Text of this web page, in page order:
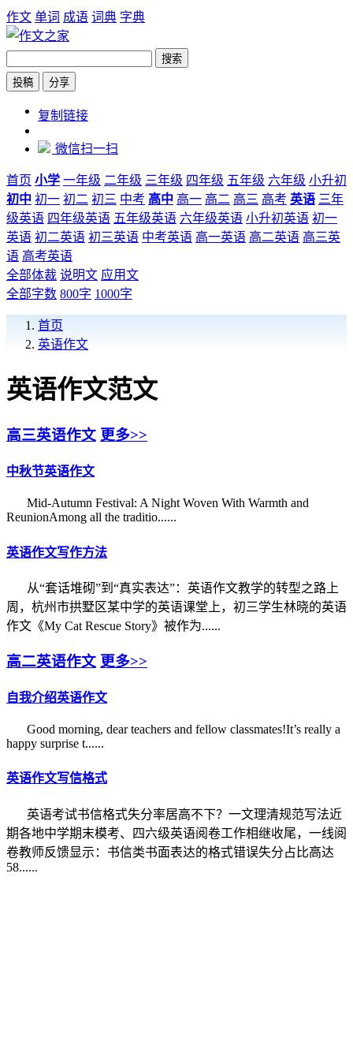
作文 单词 成语 词典 字典
搜索
投稿
分享
https://www.zw6.cn/category/4
复制链接
微信扫一扫
首页 小学 一年级 二年级 三年级 四年级 五年级 六年级 小升初
初中 初一 初二 初三 中考 高中 高一 高二 高三 高考 英语 三年
级英语 四年级英语 五年级英语 六年级英语 小升初英语 初一
英语 初二英语 初三英语 中考英语 高一英语 高二英语 高三英
语 高考英语
全部体裁 说明文 应用文
全部字数 800字 1000字
首页
英语作文
英语作文范文
高三英语作文 更多>>
中秋节英语作文
Mid-Autumn Festival: A Night Woven With Warmth and
ReunionAmong all the traditio......
英语作文写作方法
从“套话堆砌”到“真实表达”：英语作文教学的转型之路上
周，杭州市拱墅区某中学的英语课堂上，初三学生林晓的英语
作文《My Cat Rescue Story》被作为......
高二英语作文 更多>>
自我介绍英语作文
Good morning, dear teachers and fellow classmates!It’s really a
happy surprise t......
英语作文写信格式
英语考试书信格式失分率居高不下？一文理清规范写法近
期各地中学期末模考、四六级英语阅卷工作相继收尾，一线阅
卷教师反馈显示：书信类书面表达的格式错误失分占比高达
58......